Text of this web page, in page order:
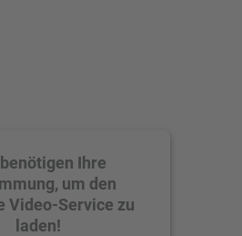
Ihre
um den
Video-Service zu
laden!